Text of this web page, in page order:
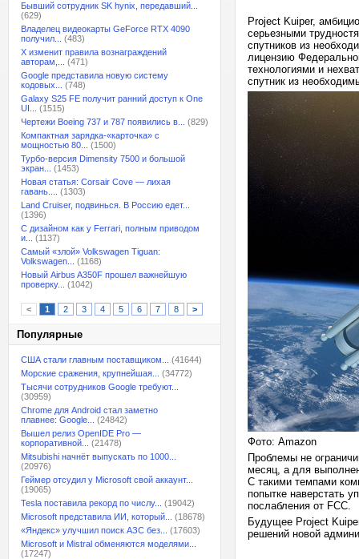
Бывший сотрудник SK hynix, передавший...
(629)
Владелец видеокарты GeForce RTX 4090
получил...
(483)
X изменит правила вознаграждений
авторам,...
(471)
Google представила новую систему
кодовых...
(748)
Galaxy S25 FE получит ранний доступ к One
UI...
(1515)
Чертежи Boeing 737 и 787 появились в...
(829)
Компактная зарядка-«карточка» с
мощностью 80...
(1500)
Турбо-версия Dimensity 7500 и большой
экран...
(1453)
Новая статья: Corsair Cove — лихая
гавань....
(1303)
Land Cruiser, подвинься. В Россию едет...
(1396)
С дизайном как у Ferrari, полным приводом
и...
(1137)
Самый «злой» Volkswagen Tiguan:
Volkswagen...
(1168)
Новый Airbus A350F прошел важнейшую
проверку...
(1042)
< 1 2 3 4 5 6 7 8 >
Популярные
США стали главным поставщиком...
(41644)
Морские сражения, крупнейшая...
(34772)
Тысячи сотрудников Google требуют...
(30959)
Chrome для Android стал заметно
плавнее: Google...
(24842)
Вышел релиз OpenIDE Pro —
корпоративной...
(21478)
Mitsubishi начнёт выпускать по 1000...
(20976)
Геймер отсудил у Microsoft свой аккаунт...
(19065)
Tesla поставила рекорд по числу...
(19042)
Microsoft представила ИИ, который...
(18678)
«Яндекс» улучшил поиск АЗС без...
(17603)
Microsoft и Mistral обменяются моделями...
(17247)
Project Kuiper,
серьезными
спутников из
лицензию
технологиями и
спутник из
Фото: Amazon
Проблемы не
месяц, а для
С такими темпами
попытке наверстать
послабления от FCC.
Будущее Project
решений новой